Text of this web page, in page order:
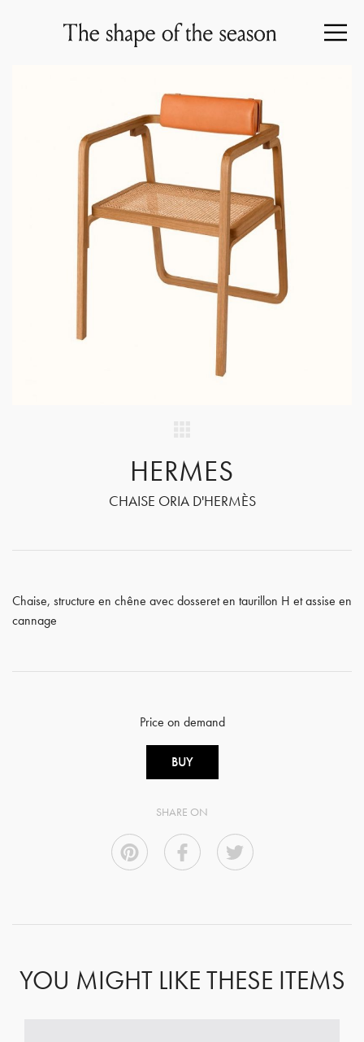
HERMES
CHAISE ORIA D'HERMÈS
Chaise, structure en chêne avec dosseret en taurillon H et assise en
cannage
Price on demand
BUY
SHARE ON
YOU MIGHT LIKE THESE ITEMS